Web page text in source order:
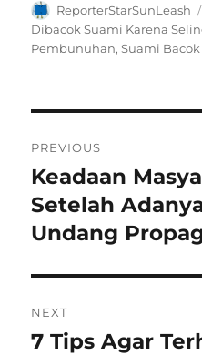
Author
ReporterStarSunLeash
Dibacok Suami Karena
Pembunuhan,Suami
pos
PREVIOUS
Previous
post:
Keadaan
Setelah
Undang
NEXT
Next
7 Tips Agar